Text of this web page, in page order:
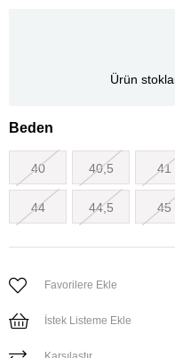
Ürün
Beden
40 40,5 41
44 44,5 45
Favorilere Ekle
İstek Listeme Ekle